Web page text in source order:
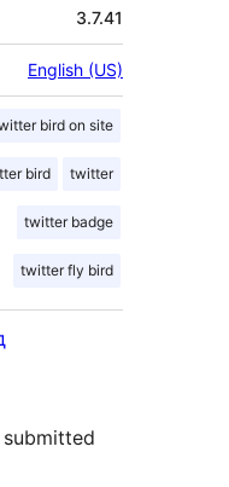
3.7.41
English (US)
bird on site
bird twitter
twitter badge
twitter fly bird